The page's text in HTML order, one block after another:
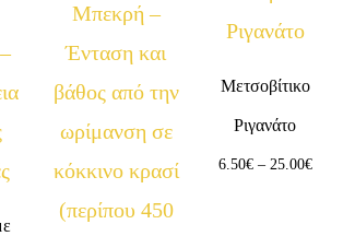
Μετσοβίτικο
Ριγανάτο
6.50€– 25.00€